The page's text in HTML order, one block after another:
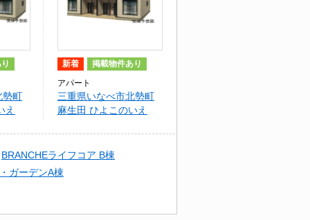
勢町
え
新着 掲載物件あり
アパート
三重県いなべ市北勢町
麻生田 ひよこのいえ
BRANCHEライフコア B棟
ガーデンA棟